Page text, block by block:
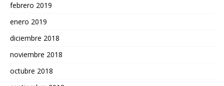
febrero 2019
enero 2019
diciembre 2018
noviembre 2018
octubre 2018